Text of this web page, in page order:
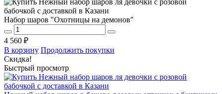
Набор шаров "Охотницы на демонов"
4 560 ₽
В корзину Продолжить покупки
Скидка!
Быстрый просмотр